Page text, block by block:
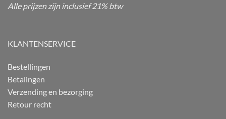
Alle prijzen zijn inclusief 21% btw
KLANTENSERVICE
Bestellingen
Betalingen
Verzending en bezorging
Retour recht